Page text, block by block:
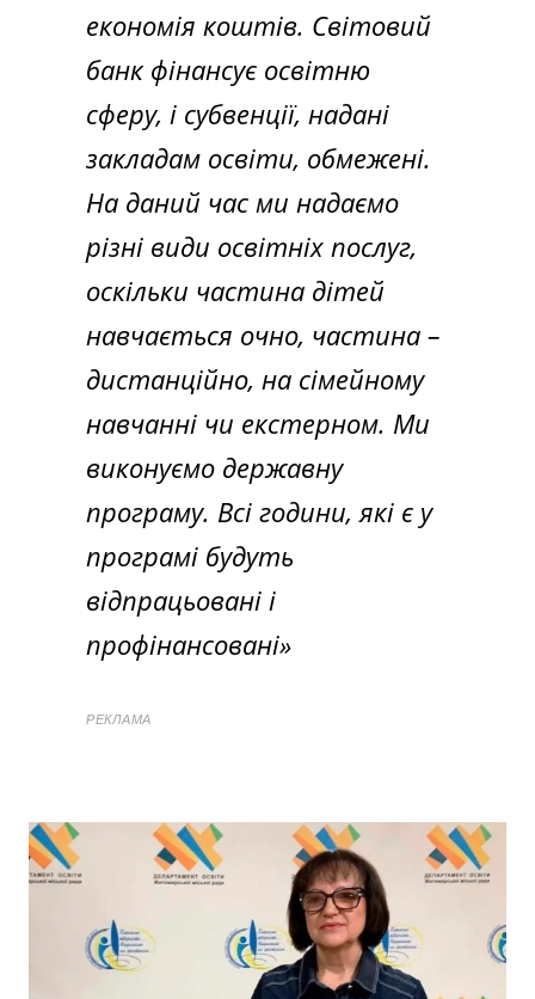
економія коштів. Світовий
банк фінансує освітню
сферу, і субвенції, надані
закладам освіти, обмежені.
На даний час ми надаємо
різні види освітніх послуг,
оскільки частина дітей
навчається очно, частина –
дистанційно, на сімейному
навчанні чи екстерном. Ми
виконуємо державну
програму. Всі години, які є у
програмі будуть
відпрацьовані і
профінансовані»
РЕКЛАМА